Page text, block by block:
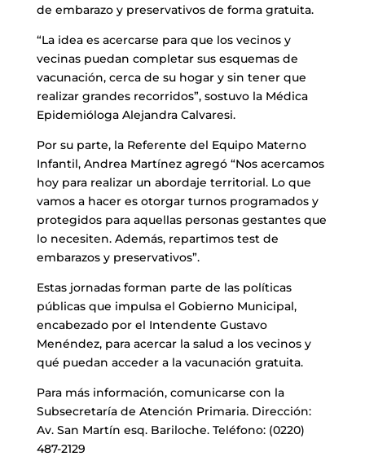
de embarazo y preservativos de forma gratuita.
“La idea es acercarse para que los vecinos y
vecinas puedan completar sus esquemas de
vacunación, cerca de su hogar y sin tener que
realizar grandes recorridos”, sostuvo la Médica
Epidemióloga Alejandra Calvaresi.
Por su parte, la Referente del Equipo Materno
Infantil, Andrea Martínez agregó “Nos acercamos
hoy para realizar un abordaje territorial. Lo que
vamos a hacer es otorgar turnos programados y
protegidos para aquellas personas gestantes que
lo necesiten. Además, repartimos test de
embarazos y preservativos”.
Estas jornadas forman parte de las políticas
públicas que impulsa el Gobierno Municipal,
encabezado por el Intendente Gustavo
Menéndez, para acercar la salud a los vecinos y
qué puedan acceder a la vacunación gratuita.
Para más información, comunicarse con la
Subsecretaría de Atención Primaria. Dirección:
Av. San Martín esq. Bariloche. Teléfono: (0220)
487-2129